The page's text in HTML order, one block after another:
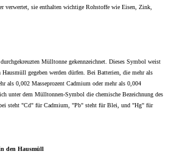
verwertet, sie enthalten wichtige Rohstoffe wie Eisen, Zink,
Mülltonne gekennzeichnet. Dieses Symbol weist
gegeben werden dürfen. Bei Batterien, die mehr als
als 0,002 Masseprozent Cadmium oder mehr als 0,004
unter dem Mülltonnen-Symbol die chemische Bezeichnung des
steht "Cd" für Cadmium, "Pb" steht für Blei, und "Hg" für
den Hausmüll